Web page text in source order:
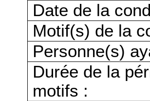
Date de la
Motif(s) de la
Personne(s)
Durée de la
motifs :